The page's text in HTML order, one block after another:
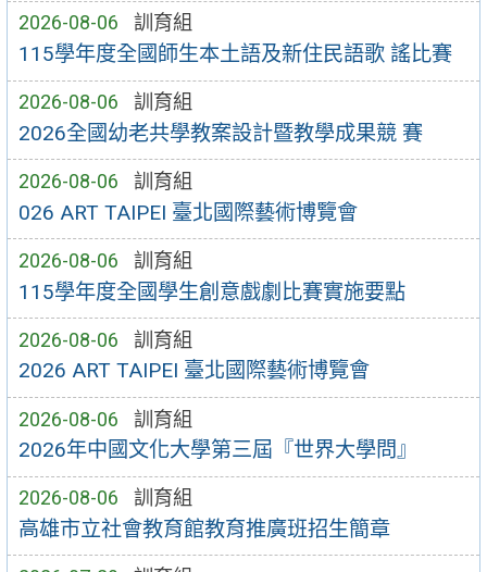
2026-08-06 訓育組
115學年度全國師生本土語及新住民語歌 謠比賽
2026-08-06 訓育組
2026全國幼老共學教案設計暨教學成果競 賽
2026-08-06 訓育組
026 ART TAIPEI 臺北國際藝術博覽會
2026-08-06 訓育組
115學年度全國學生創意戲劇比賽實施要點
2026-08-06 訓育組
2026 ART TAIPEI 臺北國際藝術博覽會
2026-08-06 訓育組
2026年中國文化大學第三屆『世界大學問』
2026-08-06 訓育組
高雄市立社會教育館教育推廣班招生簡章